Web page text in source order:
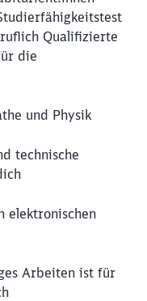
Qualifizierte
die
und Physik
technische
elektronischen
Arbeiten ist für